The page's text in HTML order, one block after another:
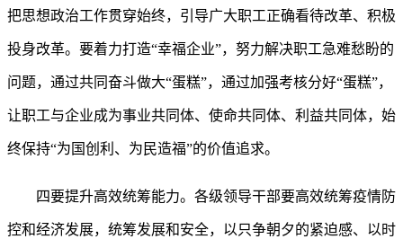
把思想政治工作贯穿始终，引导广大职工正确看待改革、积极
投身改革。要着力打造“幸福企业”，努力解决职工急难愁盼的
问题，通过共同奋斗做大“蛋糕”，通过加强考核分好“蛋糕”，
让职工与企业成为事业共同体、使命共同体、利益共同体，始
终保持“为国创利、为民造福”的价值追求。
四要提升高效统筹能力。 各级领导干部要高效统筹疫情防
控和经济发展，统筹发展和安全，以只争朝夕的紧迫感、以时